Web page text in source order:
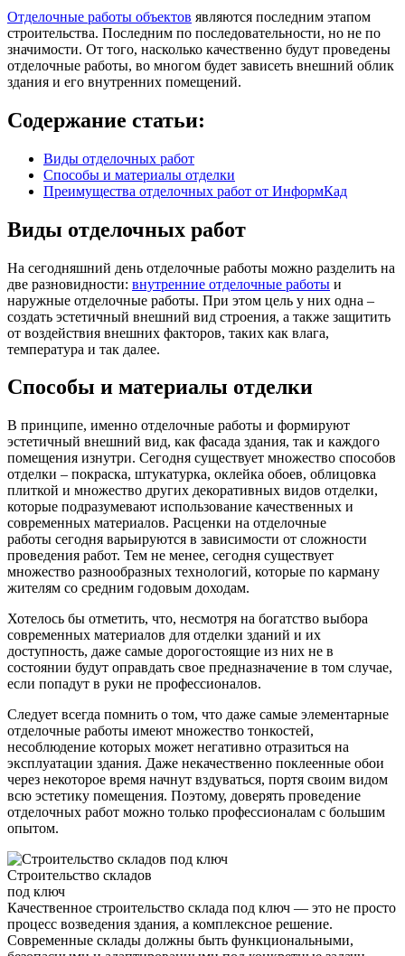
Отделочные работы объектов являются последним этапом
строительства. Последним по последовательности, но не по
значимости. От того, насколько качественно будут проведены
отделочные работы, во многом будет зависеть внешний облик
здания и его внутренних помещений.
Содержание статьи:
Виды отделочных работ
Способы и материалы отделки
Преимущества отделочных работ от ИнформКад
Виды отделочных работ
На сегодняшний день отделочные работы можно разделить на
две разновидности: внутренние отделочные работы и
наружные отделочные работы. При этом цель у них одна –
создать эстетичный внешний вид строения, а также защитить
от воздействия внешних факторов, таких как влага,
температура и так далее.
Способы и материалы отделки
В принципе, именно отделочные работы и формируют
эстетичный внешний вид, как фасада здания, так и каждого
помещения изнутри. Сегодня существует множество способов
отделки – покраска, штукатурка, оклейка обоев, облицовка
плиткой и множество других декоративных видов отделки,
которые подразумевают использование качественных и
современных материалов. Расценки на отделочные
работы сегодня варьируются в зависимости от сложности
проведения работ. Тем не менее, сегодня существует
множество разнообразных технологий, которые по карману
жителям со средним годовым доходам.
Хотелось бы отметить, что, несмотря на богатство выбора
современных материалов для отделки зданий и их
доступность, даже самые дорогостоящие из них не в
состоянии будут оправдать свое предназначение в том случае,
если попадут в руки не профессионалов.
Следует всегда помнить о том, что даже самые элементарные
отделочные работы имеют множество тонкостей,
несоблюдение которых может негативно отразиться на
эксплуатации здания. Даже некачественно поклеенные обои
через некоторое время начнут вздуваться, портя своим видом
всю эстетику помещения. Поэтому, доверять проведение
отделочных работ можно только профессионалам с большим
опытом.
Строительство складов
под ключ
Качественное строительство склада под ключ — это не просто
процесс возведения здания, а комплексное решение.
Современные склады должны быть функциональными,